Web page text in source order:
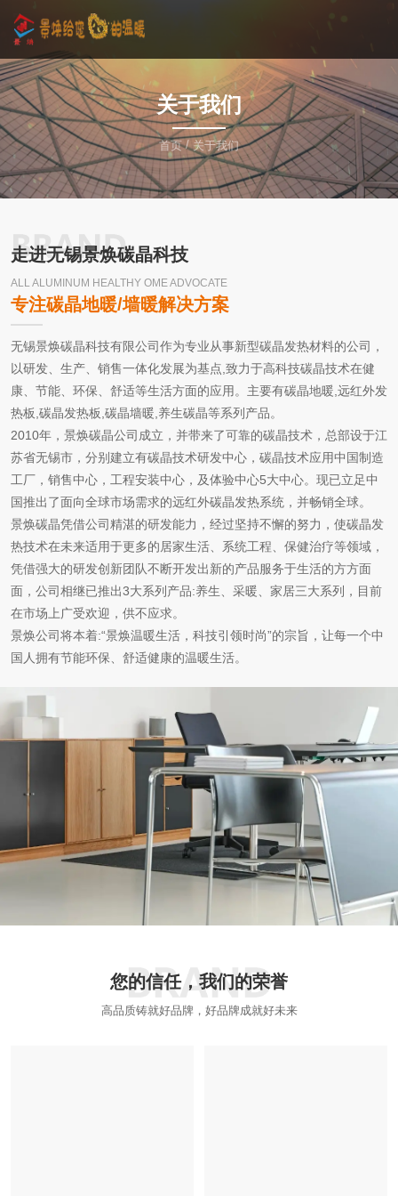
关于我们
首页/关于我们
走进无锡景焕碳晶科技
ALL ALUMINUM HEALTHY OME ADVOCATE
专注碳晶地暖/墙暖解决方案
无锡景焕碳晶科技有限公司作为专业从事新型碳晶发热材料的公司，
以研发、生产、销售一体化发展为基点,致力于高科技碳晶技术在健
康、节能、环保、舒适等生活方面的应用。主要有碳晶地暖,远红外发
热板,碳晶发热板,碳晶墙暖,养生碳晶等系列产品。
2010年，景焕碳晶公司成立，并带来了可靠的碳晶技术，总部设于江
苏省无锡市，分别建立有碳晶技术研发中心，碳晶技术应用中国制造
工厂，销售中心，工程安装中心，及体验中心5大中心。现已立足中
国推出了面向全球市场需求的远红外碳晶发热系统，并畅销全球。
景焕碳晶凭借公司精湛的研发能力，经过坚持不懈的努力，使碳晶发
热技术在未来适用于更多的居家生活、系统工程、保健治疗等领域，
凭借强大的研发创新团队不断开发出新的产品服务于生活的方方面
面，公司相继已推出3大系列产品:养生、采暖、家居三大系列，目前
在市场上广受欢迎，供不应求。
景焕公司将本着:“景焕温暖生活，科技引领时尚”的宗旨，让每一个中
国人拥有节能环保、舒适健康的温暖生活。
您的信任，我们的荣誉
高品质铸就好品牌，好品牌成就好未来